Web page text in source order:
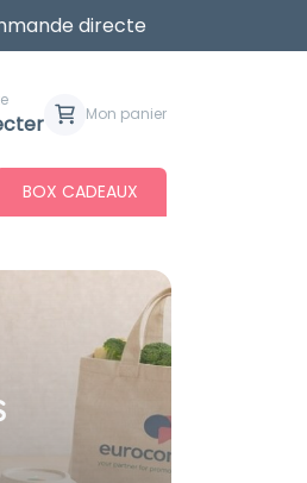
directe
Mon panier
BOX CADEAUX